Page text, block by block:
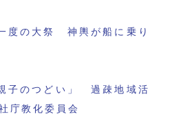
度の大祭 神輿が船に乗り
子のつどい」 過疎地域活
庁教化委員会